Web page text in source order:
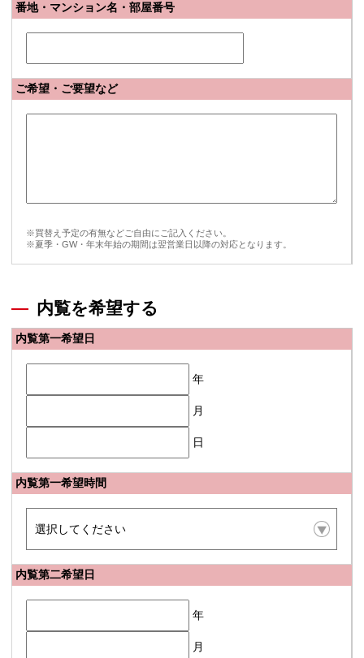
番地・マンション名・部屋番号
ご希望・ご要望など
※買替え予定の有無などご自由にご記入ください。
※夏季・GW・年末年始の期間は翌営業日以降の対応となります。
内覧を希望する
内覧第一希望日
年
月
日
内覧第一希望時間
内覧第二希望日
年
月